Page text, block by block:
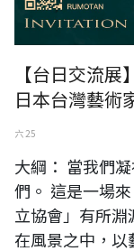
【台日交流
日本台灣藝術
六 25
大綱： 當我們
們。 這是一場
立協會」有所
在風景之中，以